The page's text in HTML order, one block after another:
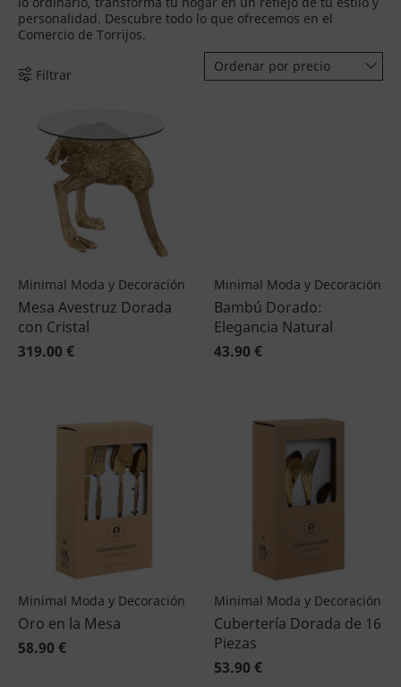
personalidad. Descubre todo lo que ofrecemos en el
Comercio de Torrijos.
Filtrar
Ordenar por precio
Minimal Moda y Decoración
Mesa Avestruz Dorada
con Cristal
319.00 €
Minimal Moda y Decoración
Bambú Dorado:
Elegancia Natural
43.90 €
Minimal Moda y Decoración
Oro en la Mesa
58.90 €
Minimal Moda y Decoración
Cubertería Dorada de 16
Piezas
53.90 €